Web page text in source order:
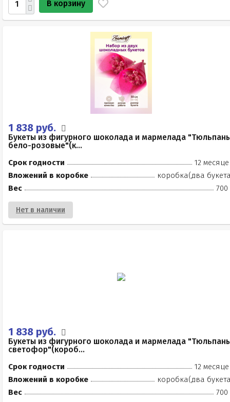
В корзину
1 838 руб.
Букеты из фигурного шоколада и мармелада
бело-розовые"(к...
Срок годности
12
Вложений в коробке
коробка(два
Вес
700
Нет в наличии
1 838 руб.
Букеты из фигурного шоколада и мармелада
светофор"(короб...
Срок годности
12
Вложений в коробке
коробка(два
Вес
700